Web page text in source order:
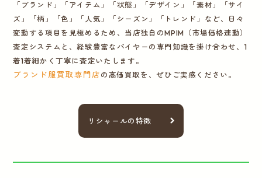
「ブランド」「アイテム」「状態」「デザイン」「素材」「サイ
ズ」「柄」「色」「人気」「シーズン」「トレンド」など、日々
変動する項目を見極めるため、当店独自のMPIM（市場価格連動）
査定システムと、経験豊富なバイヤーの専門知識を掛け合わせ、1
着1着細かく丁寧に査定いたします。
ブランド服買取専門店の高価買取を、ぜひご実感ください。
リシャールの特徴